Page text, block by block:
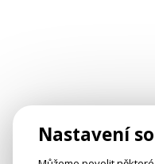
Nastavení